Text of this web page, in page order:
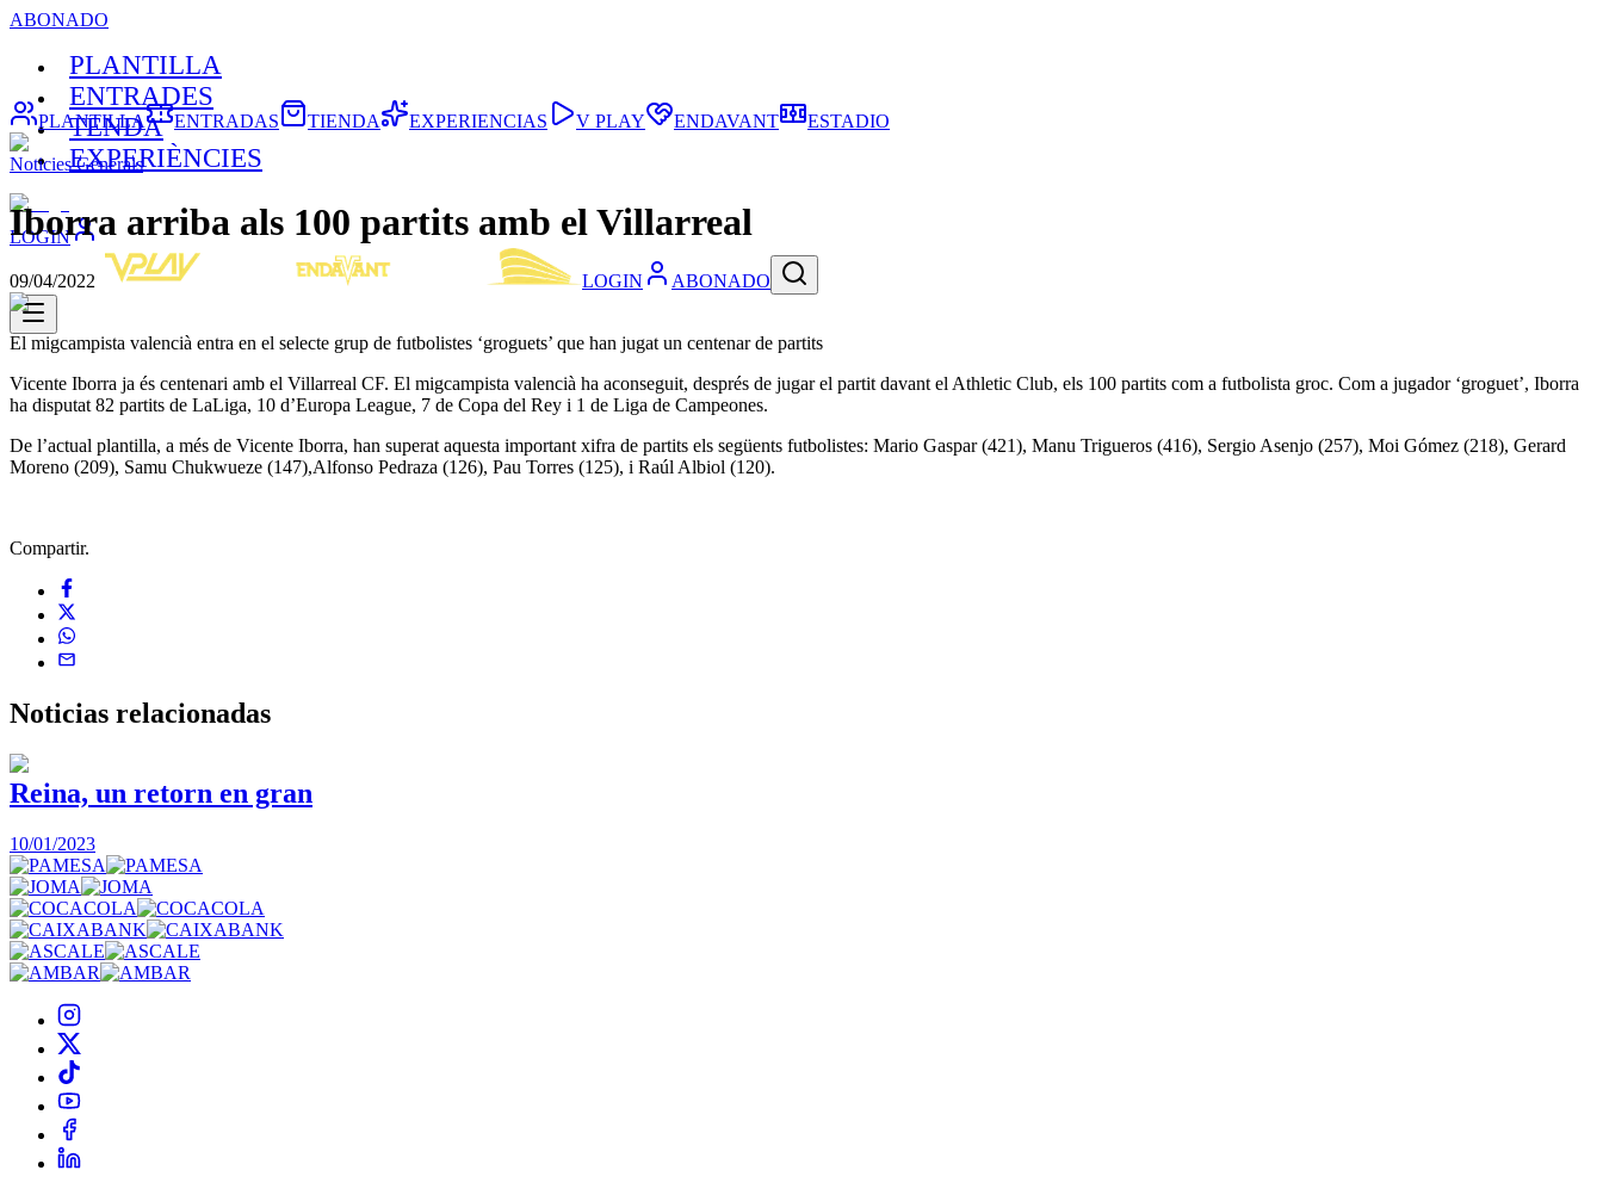
ABONADO
PLANTILLA
ENTRADES
TENDA
EXPERIÈNCIES
LOGIN
LOGIN ABONADO
PLANTILLA ENTRADAS TIENDA EXPERIENCIAS V PLAY ENDAVANT ESTADIO
Noticies Generals
Iborra arriba als 100 partits amb el Villarreal
09/04/2022
El migcampista valencià entra en el selecte grup de futbolistes ‘groguets’ que han jugat un centenar de partits
Vicente Iborra ja és centenari amb el Villarreal CF. El migcampista valencià ha aconseguit, després de jugar el partit davant el Athletic Club, els 100 partits com a futbolista groc. Com a jugador ‘groguet’, Iborra
ha disputat 82 partits de LaLiga, 10 d’Europa League, 7 de Copa del Rey i 1 de Liga de Campeones.
De l’actual plantilla, a més de Vicente Iborra, han superat aquesta important xifra de partits els següents futbolistes: Mario Gaspar (421), Manu Trigueros (416), Sergio Asenjo (257), Moi Gómez (218), Gerard
Moreno (209), Samu Chukwueze (147),Alfonso Pedraza (126), Pau Torres (125), i Raúl Albiol (120).
Compartir.
Noticias relacionadas
Reina, un retorn en gran
10/01/2023